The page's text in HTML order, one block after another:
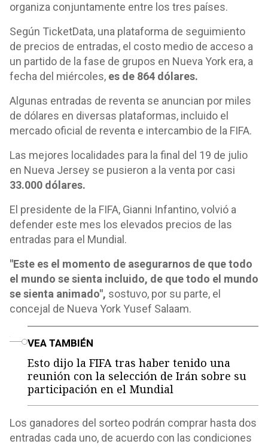
organiza conjuntamente entre los tres países.
Según TicketData, una plataforma de seguimiento
de precios de entradas, el costo medio de acceso a
un partido de la fase de grupos en Nueva York era, a
fecha del miércoles, es de 864 dólares.
Algunas entradas de reventa se anuncian por miles
de dólares en diversas plataformas, incluido el
mercado oficial de reventa e intercambio de la FIFA.
Las mejores localidades para la final del 19 de julio
en Nueva Jersey se pusieron a la venta por casi
33.000 dólares.
El presidente de la FIFA, Gianni Infantino, volvió a
defender este mes los elevados precios de las
entradas para el Mundial.
"Este es el momento de asegurarnos de que todo
el mundo se sienta incluido, de que todo el mundo
se sienta animado", sostuvo, por su parte, el
concejal de Nueva York Yusef Salaam.
VEA TAMBIÉN
Esto dijo la FIFA tras haber tenido una
reunión con la selección de Irán sobre su
participación en el Mundial
Los ganadores del sorteo podrán comprar hasta dos
entradas cada uno, de acuerdo con las condiciones